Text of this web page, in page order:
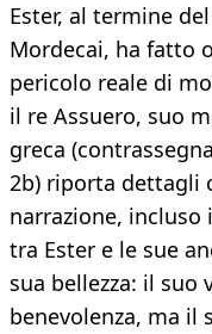
Ester, al termine
Mordecai, ha fatto
pericolo reale di
il re Assuero, suo
greca
2b) riporta dettagli
narrazione,
tra Ester e le sue
sua bellezza: il suo
benevolenza, ma il